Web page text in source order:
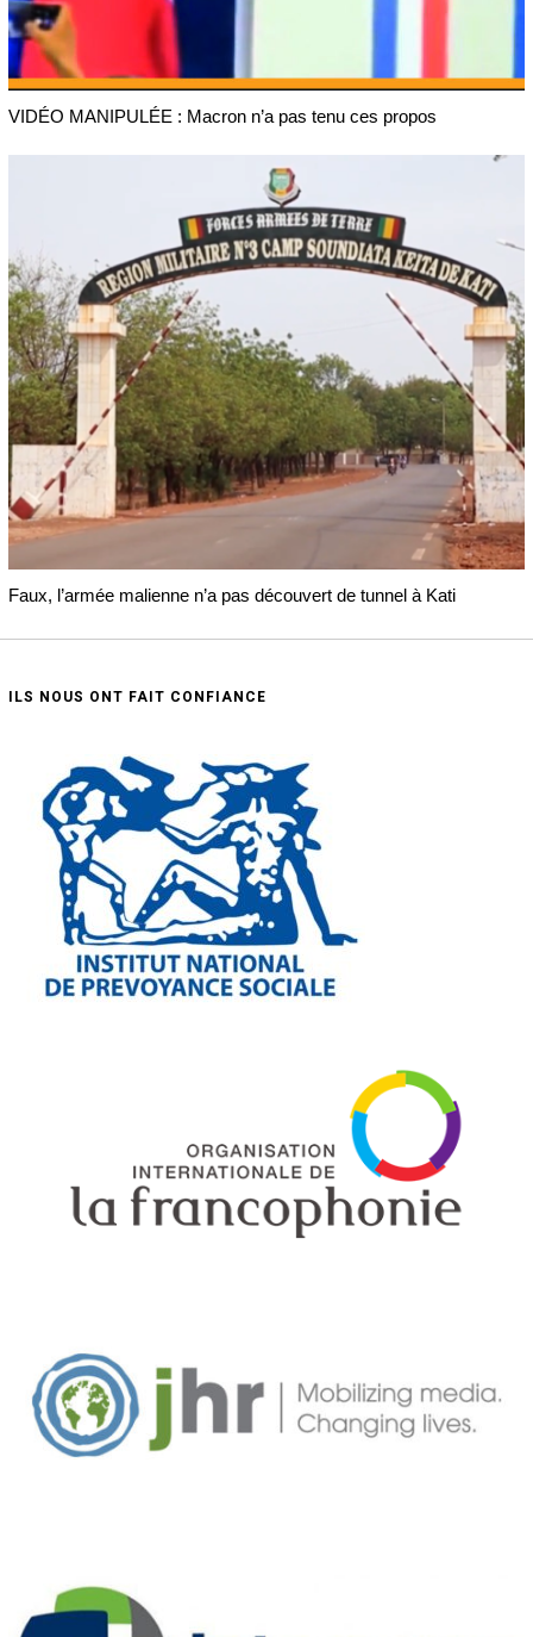
VIDÉO MANIPULÉE : Macron n’a pas tenu ces propos
Faux, l’armée malienne n’a pas découvert de tunnel à Kati
ILS NOUS ONT FAIT CONFIANCE